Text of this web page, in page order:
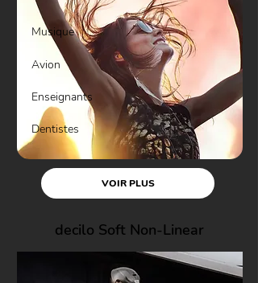
Musique
Avion
Enseignants
Dentistes
VOIR PLUS
decilo Soft Non-Linear